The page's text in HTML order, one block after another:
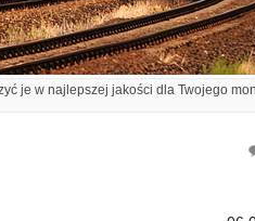
je w najlepszej jakości dla Twojego